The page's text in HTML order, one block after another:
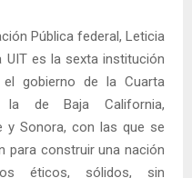
Pública federal, Leticia
UIT es la sexta institución
gobierno de la Cuarta
la de Baja California,
y Sonora, con las que se
para construir una nación
éticos, sólidos, sin